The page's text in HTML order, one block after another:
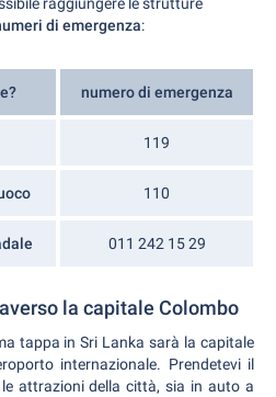
di emergenza:
numero di emergenza
119
110
011 242 15 29
la capitale Colombo
tappa in Sri Lanka sarà la capitale
internazionale. Prendetevi il
attrazioni della città, sia in auto a